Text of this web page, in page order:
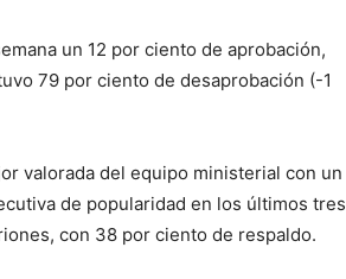
un 12 por ciento de aprobación,
79 por ciento de desaprobación (-1
valorada del equipo ministerial con un
de popularidad en los últimos tres
con 38 por ciento de respaldo.